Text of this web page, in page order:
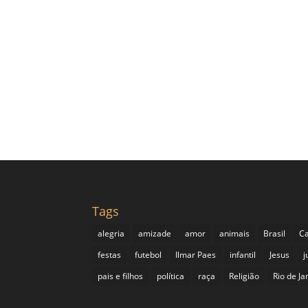
Tags
alegria amizade amor animais Brasil
festas
futebol Ilmar Paes infantil Jesus
pais e filhos
política raça Religião Rio de